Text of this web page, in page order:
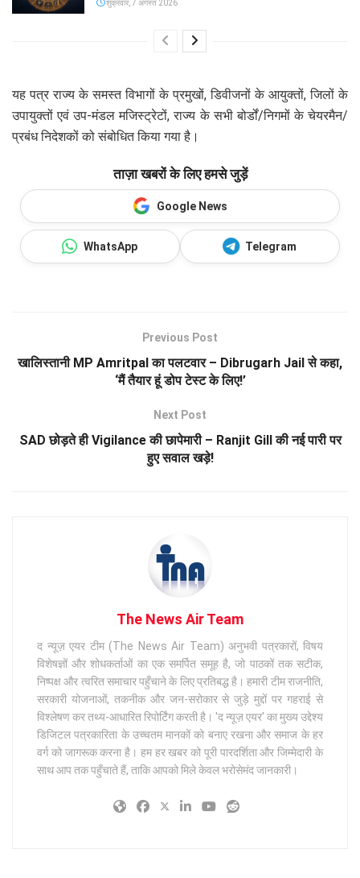
शुक्रवार, 7 अगस्त 2026
यह पत्र राज्य के समस्त विभागों के प्रमुखों, डिवीजनों के आयुक्तों, जिलों के
उपायुक्तों एवं उप-मंडल मजिस्ट्रेटों, राज्य के सभी बोर्डों/निगमों के चेयरमैन/
प्रबंध निदेशकों को संबोधित किया गया है।
ताज़ा खबरों के लिए हमसे जुड़ें
Google News
WhatsApp Telegram
Previous Post
खालिस्तानी MP Amritpal का पलटवार – Dibrugarh Jail से कहा,
‘मैं तैयार हूं डोप टेस्ट के लिए!’
Next Post
SAD छोड़ते ही Vigilance की छापेमारी – Ranjit Gill की नई पारी पर
हुए सवाल खड़े!
The News Air Team
द न्यूज़ एयर टीम (The News Air Team) अनुभवी पत्रकारों, विषय
विशेषज्ञों और शोधकर्ताओं का एक समर्पित समूह है, जो पाठकों तक सटीक,
निष्पक्ष और त्वरित समाचार पहुँचाने के लिए प्रतिबद्ध है। हमारी टीम राजनीति,
सरकारी योजनाओं, तकनीक और जन-सरोकार से जुड़े मुद्दों पर गहराई से
विश्लेषण कर तथ्य-आधारित रिपोर्टिंग करती है। 'द न्यूज़ एयर' का मुख्य उद्देश्य
डिजिटल पत्रकारिता के उच्चतम मानकों को बनाए रखना और समाज के हर
वर्ग को जागरूक करना है। हम हर खबर को पूरी पारदर्शिता और जिम्मेदारी के
साथ आप तक पहुँचाते हैं, ताकि आपको मिले केवल भरोसेमंद जानकारी।